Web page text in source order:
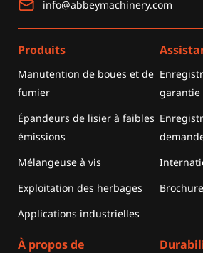
info@abbeymachinery.com
Produits
Manutention de boues et de
fumier
Épandeurs de lisier à faibles
émissions
Mélangeuse à vis
Exploitation des herbages
Applications industrielles
garantie
À propos de